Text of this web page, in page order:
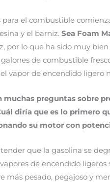
para el combustible
y el barniz. Sea Foam
por lo que ha sido muy
de combustible
vapor de encendido ligero
muchas preguntas sobre
l diría que es lo primero
su motor con
que la gasolina se
de encendido
más pesado, pegajoso y